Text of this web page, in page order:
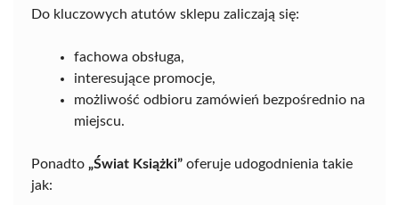
Do kluczowych atutów sklepu zaliczają się:
fachowa obsługa,
interesujące promocje,
możliwość odbioru zamówień bezpośrednio na
miejscu.
Ponadto „Świat Książki” oferuje udogodnienia takie
jak: